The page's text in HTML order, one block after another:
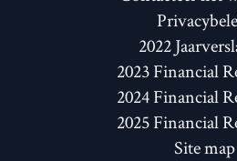
2022
2023 Financial
2024 Financial
2025 Financial
Site map